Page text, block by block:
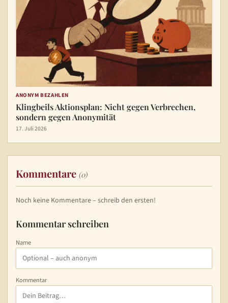
ANONYM BEZAHLEN
Klingbeils Aktionsplan: Nicht gegen Verbrechen,
sondern gegen Anonymität
17. Juli 2026
Kommentare (0)
Noch keine Kommentare – schreib den ersten!
Kommentar schreiben
Name
Kommentar